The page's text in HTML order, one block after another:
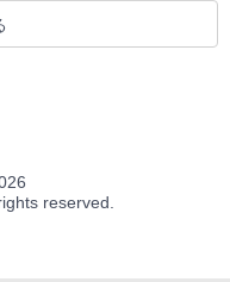
reserved.